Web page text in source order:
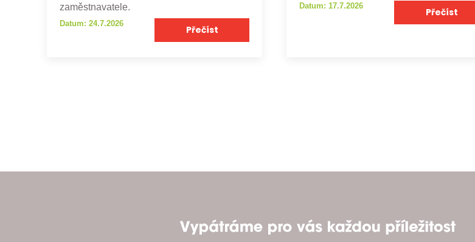
zaměstnavatele.
Datum: 24.7.2026
Přečíst
Datum: 17.7.2026
Přečíst